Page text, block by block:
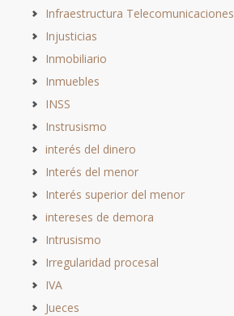
Infraestructura Telecomunicaciones
Injusticias
Inmobiliario
Inmuebles
INSS
Instrusismo
interés del dinero
Interés del menor
Interés superior del menor
intereses de demora
Intrusismo
Irregularidad procesal
IVA
Jueces